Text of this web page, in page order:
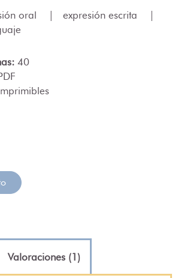
oral expresión escrita
40
Valoraciones (1)